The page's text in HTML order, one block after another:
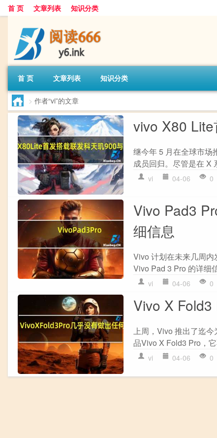
首 页 文章列表 知识分类
首 页 文章列表 知识分类
> 作者“vi”的文章
vivo X80
继今年 5 月在全球市场
成员回归。尽管是在 X
vi 04-06 0
Vivo Pad3
细信息
Vivo 计划在未来几周内
Vivo Pad 3 Pro 的详细
vi 04-06 0
Vivo X
上周，Vivo 推出了迄
品Vivo X Fold3 Pro，
vi 04-06 0